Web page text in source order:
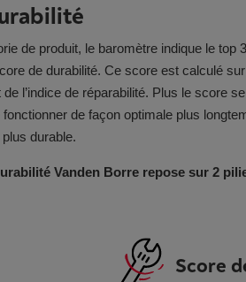
de produit, le baromètre indique le top
de durabilité. Ce score est calculé
de l’indice de réparabilité. Plus le score
de façon optimale plus
durable.
Vanden Borre repose sur 2
Score